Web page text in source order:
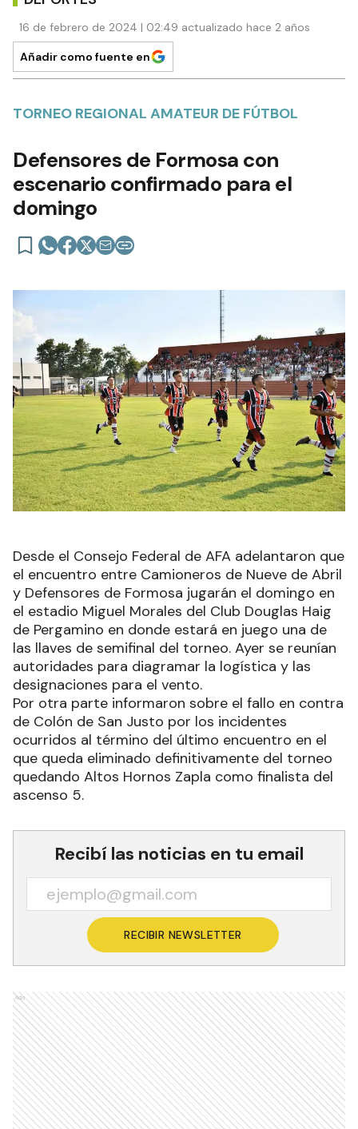
16 de febrero de 2024 | 02:49 actualizado hace 2 años
Añadir como fuente en
TORNEO REGIONAL AMATEUR DE FÚTBOL
Defensores de Formosa con
escenario confirmado para el
domingo
Desde el Consejo Federal de AFA adelantaron que
el encuentro entre Camioneros de Nueve de Abril
y Defensores de Formosa jugarán el domingo en
el estadio Miguel Morales del Club Douglas Haig
de Pergamino en donde estará en juego una de
las llaves de semifinal del torneo. Ayer se reunían
autoridades para diagramar la logística y las
designaciones para el vento.
Por otra parte informaron sobre el fallo en contra
de Colón de San Justo por los incidentes
ocurridos al término del último encuentro en el
que queda eliminado definitivamente del torneo
quedando Altos Hornos Zapla como finalista del
ascenso 5.
Recibí las noticias en tu email
RECIBIR NEWSLETTER
Ads